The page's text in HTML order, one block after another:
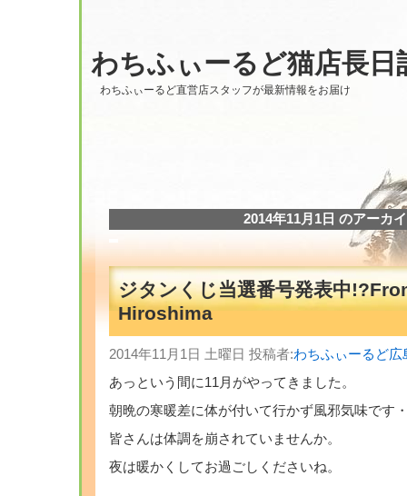
わちふぃーるど猫店長日
わちふぃーるど直営店スタッフが最新情報をお届け
2014年11月1日 のアーカ
ジタンくじ当選番号発表中
Hiroshima
2014年11月1日 土曜日 投稿者:わちふぃーるど
あっという間に11月がやってきました。
朝晩の寒暖差に体が付いて行かず風邪気味です
皆さんは体調を崩されていませんか。
夜は暖かくしてお過ごしくださいね。